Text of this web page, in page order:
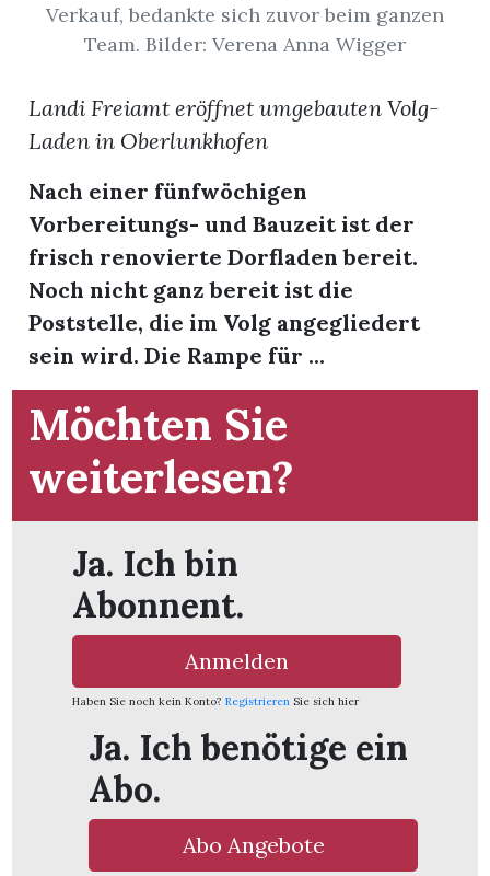
Verkauf, bedankte sich zuvor beim ganzen
Team. Bilder: Verena Anna Wigger
Landi Freiamt eröffnet umgebauten Volg-
Laden in Oberlunkhofen
Nach einer fünfwöchigen
Vorbereitungs- und Bauzeit ist der
frisch renovierte Dorfladen bereit.
Noch nicht ganz bereit ist die
Poststelle, die im Volg angegliedert
sein wird. Die Rampe für ...
Möchten Sie
weiterlesen?
Ja. Ich bin
Abonnent.
Anmelden
Haben Sie noch kein Konto? Registrieren Sie sich hier
Ja. Ich benötige ein
Abo.
Abo Angebote